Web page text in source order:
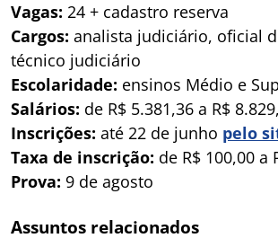
Vagas: 24 + cadastro reserva
Cargos: analista judiciário, oficial
técnico judiciário
Escolaridade: ensinos Médio e
Salários: de R$ 5.381,36 a R$
Inscrições: até 22 de junho pelo
Taxa de inscrição: de R$ 100,00 a
Prova: 9 de agosto
Assuntos relacionados